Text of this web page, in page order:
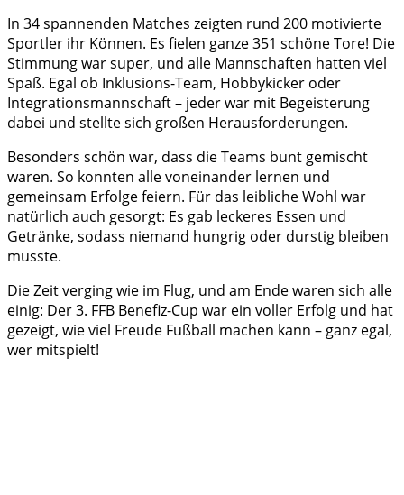
In 34 spannenden Matches zeigten rund 200 motivierte
Sportler ihr Können. Es fielen ganze 351 schöne Tore! Die
Stimmung war super, und alle Mannschaften hatten viel
Spaß. Egal ob Inklusions-Team, Hobbykicker oder
Integrationsmannschaft – jeder war mit Begeisterung
dabei und stellte sich großen Herausforderungen.
Besonders schön war, dass die Teams bunt gemischt
waren. So konnten alle voneinander lernen und
gemeinsam Erfolge feiern. Für das leibliche Wohl war
natürlich auch gesorgt: Es gab leckeres Essen und
Getränke, sodass niemand hungrig oder durstig bleiben
musste.
Die Zeit verging wie im Flug, und am Ende waren sich alle
einig: Der 3. FFB Benefiz-Cup war ein voller Erfolg und hat
gezeigt, wie viel Freude Fußball machen kann – ganz egal,
wer mitspielt!